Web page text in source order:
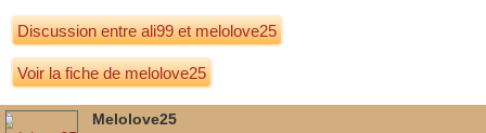
Discussion entreali99etmelolove25
Voir la fiche de melolove25
Melolove25